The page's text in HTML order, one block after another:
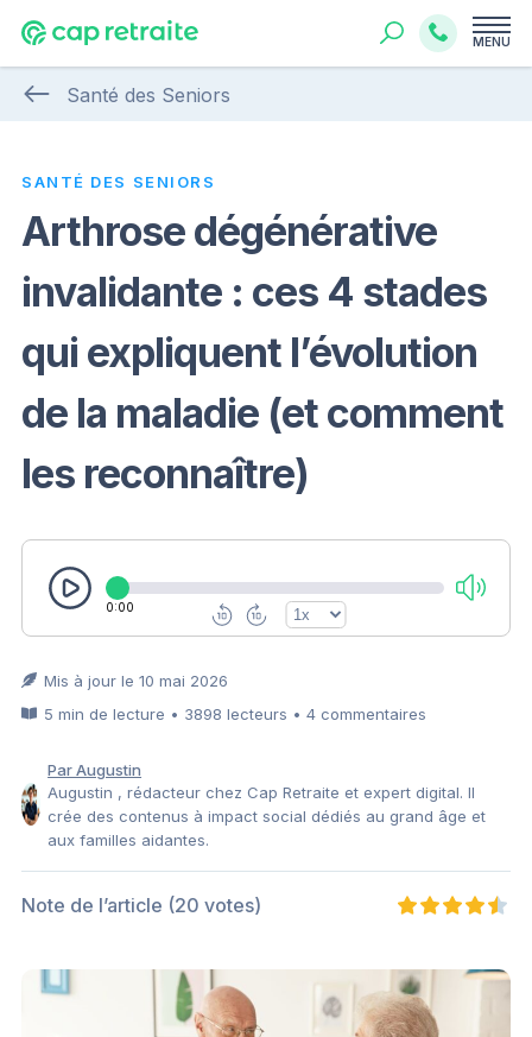
MENU
Santé des Seniors
SANTÉ DES SENIORS
Arthrose dégénérative
invalidante : ces 4 stades
qui expliquent l’évolution
de la maladie (et comment
les reconnaître)
0:00
Mis à jour le 10 mai 2026
5 min de lecture • 3898 lecteurs • 4 commentaires
Par Augustin
Augustin , rédacteur chez Cap Retraite et expert digital. Il
crée des contenus à impact social dédiés au grand âge et
aux familles aidantes.
Note de l’article (20 votes)